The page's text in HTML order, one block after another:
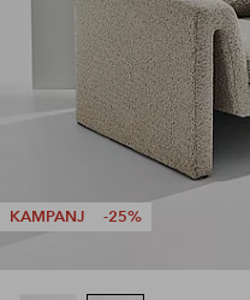
KAMPANJ -25%